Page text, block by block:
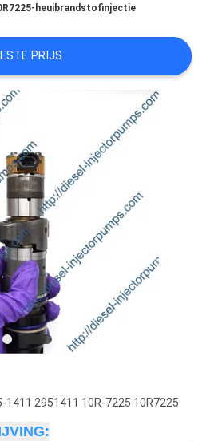
heuibrandstofinjectie
PRIJS
2951411 10R-7225 10R7225